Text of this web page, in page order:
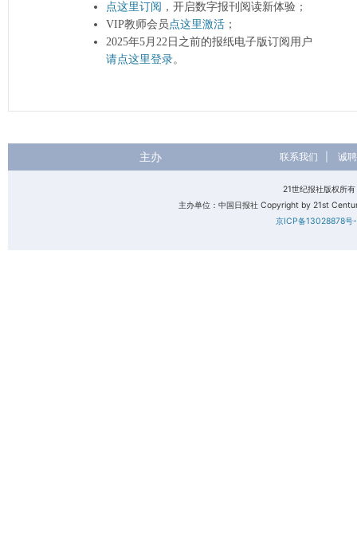
点这里订阅 ，开启数字报刊阅读新体验；
VIP教师会员点这里激活 ；
2025年5月22日之前的报纸电子版订阅用户
请点这里登录。
主办 联系我们 诚
21世纪报社版权所
主办单位：中国日报社 Copyright by 21st
京ICP备13028878号